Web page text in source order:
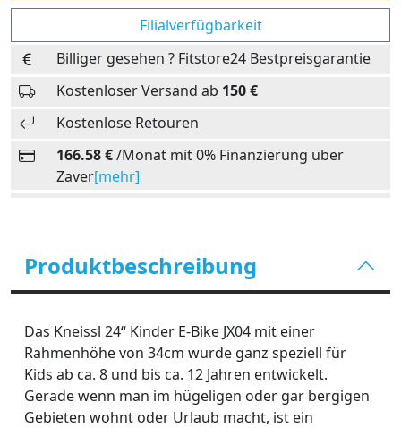
Filialverfügbarkeit
Billiger gesehen ? Fitstore24 Bestpreisgarantie
Kostenloser Versand ab 150 €
Kostenlose Retouren
166.58 €/Monat mit 0% Finanzierung über
Zaver[mehr]
Produktbeschreibung
Das Kneissl 24“ Kinder E-Bike JX04 mit einer
Rahmenhöhe von 34cm wurde ganz speziell für
Kids ab ca. 8 und bis ca. 12 Jahren entwickelt.
Gerade wenn man im hügeligen oder gar bergigen
Gebieten wohnt oder Urlaub macht, ist ein